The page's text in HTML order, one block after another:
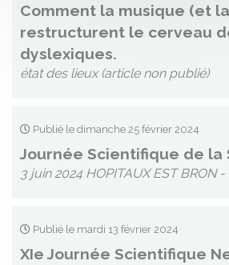
Comment la musique (et
restructurent le cerveau
dyslexiques.
état des lieux (article non publié)
Publié le dimanche 25 février 2024
Journée Scientifique de la
3 juin 2024 HOPITAUX EST BRON -
Publié le mardi 13 février 2024
XIe Journée Scientifique